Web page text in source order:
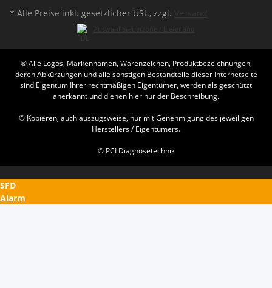
* Alle Preise inkl. gesetzlicher USt., zzgl.
® Alle Logos, Markennamen, Warenzeichen, Produktbezeichnungen,
deren Abkürzungen und alle sonstigen Bestandteile dieser Internetseite
sind Eigentum Ihrer rechtmäßigen Eigentümer, werden als geschützt
anerkannt und dienen hier nur der Beschreibung.
© Kopieren, auch auszugsweise, nur mit Genehmigung des jeweiligen
Herstellers / Eigentümers.
© PCI Diagnosetechnik
SFD
Alarm